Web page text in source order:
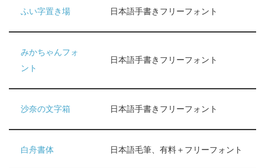
ふい字置き場 日本語手書きフリーフォント
みかちゃんフォ
ント
日本語手書きフリーフォント
沙奈の文字箱 日本語手書きフリーフォント
白舟書体 日本語毛筆、有料＋フリーフォント